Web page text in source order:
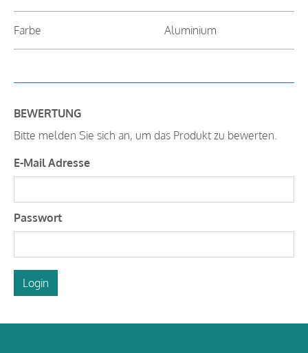
Farbe Aluminium
BEWERTUNG
Bitte melden Sie sich an, um das Produkt zu bewerten.
E-Mail Adresse
Passwort
Login